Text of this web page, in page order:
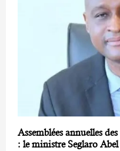
Assemblées annuelles
: le ministre Seglaro